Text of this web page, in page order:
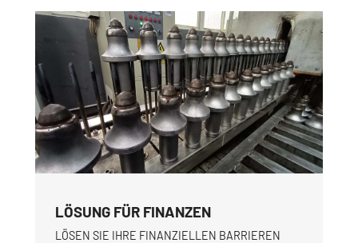
LÖSUNG FÜR FINANZEN
LÖSEN SIE IHRE FINANZIELLEN BARRIEREN